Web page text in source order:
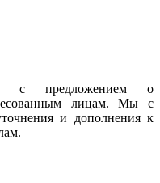
с предложением о
лицам. Мы с
и дополнения к